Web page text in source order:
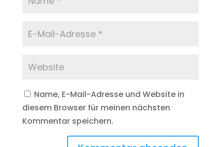
Name, E-Mail-Adresse und Website in
diesem Browser für meinen nächsten
Kommentar speichern.